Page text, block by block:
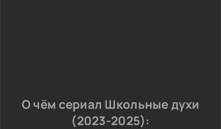
О чём сериал Школьные духи
(2023-2025):